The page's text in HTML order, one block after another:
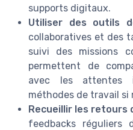
supports digitaux.
Utiliser des outils
collaboratives et des
suivi des missions
permettent de
avec les attentes
méthodes de travail si
Recueillir les retours
feedbacks réguliers